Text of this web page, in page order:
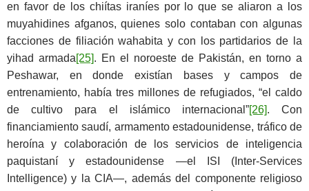
en favor de los chiítas iraníes por lo que se aliaron a los
muyahidines afganos, quienes solo contaban con algunas
facciones de filiación wahabita y con los partidarios de la
yihad armada[25]. En el noroeste de Pakistán, en torno a
Peshawar, en donde existían bases y campos de
entrenamiento, había tres millones de refugiados, “el caldo
de cultivo para el islámico internacional”[26]. Con
financiamiento saudí, armamento estadounidense, tráfico de
heroína y colaboración de los servicios de inteligencia
paquistaní y estadounidense —el ISI (Inter-Services
Intelligence) y la CIA—, además del componente religioso